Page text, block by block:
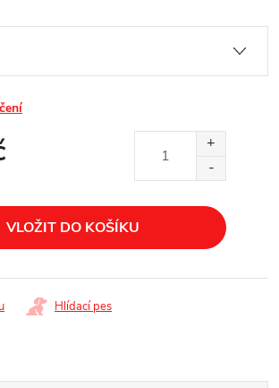
VLOŽIT DO KOŠÍKU
Hlídací pes